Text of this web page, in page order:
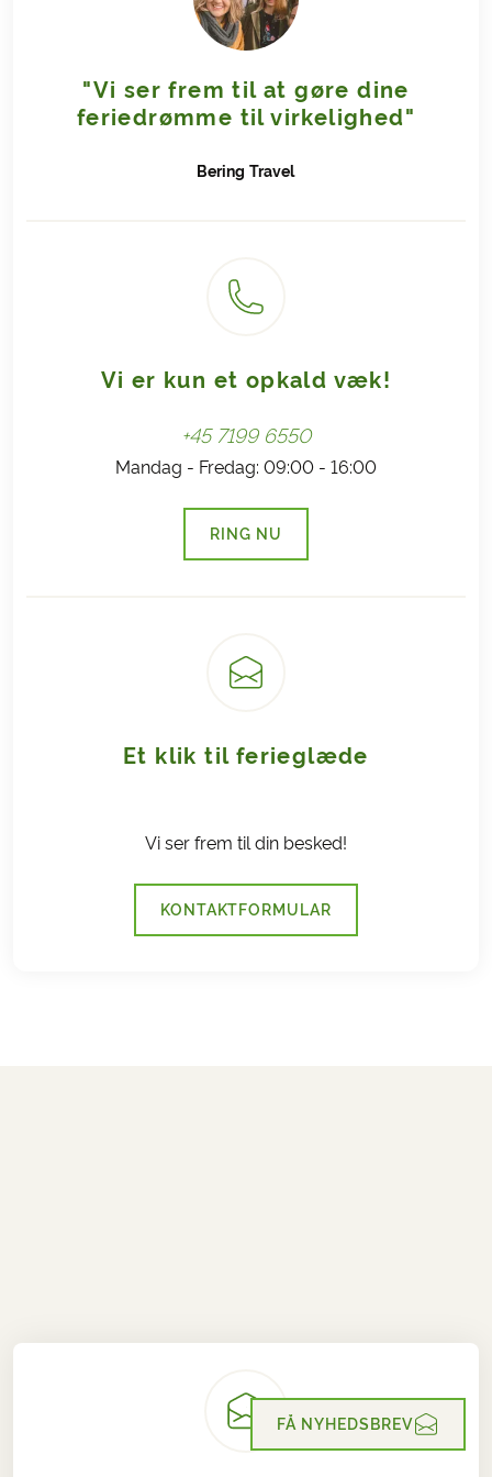
"Vi ser frem til at gøre dine
feriedrømme til virkelighed"
Bering Travel
Vi er kun et opkald væk!
+45 7199 6550
Mandag - Fredag: 09:00 - 16:00
RING NU(LINK ÅBNER I NY FANE)
Et klik til ferieglæde
Vi ser frem til din besked!
KONTAKTFORMULAR
FÅ NYHEDSBREV